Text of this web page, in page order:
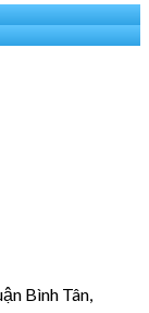
Bình Tân,